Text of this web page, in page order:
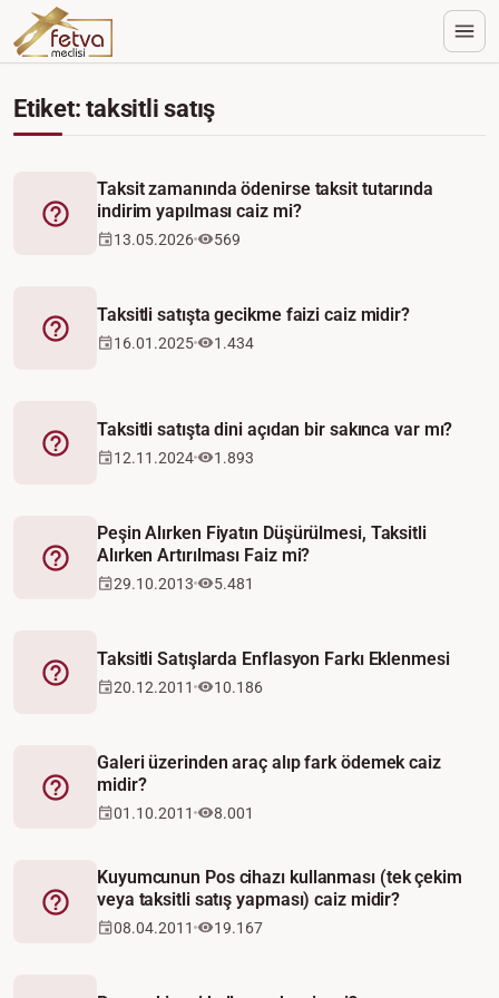
Etiket: taksitli satış
Fetva
Taksit zamanında ödenirse taksit tutarında
indirim yapılması caiz mi?
13.05.2026 569
Fetva
Taksitli satışta gecikme faizi caiz midir?
16.01.2025 1.434
Fetva
Taksitli satışta dini açıdan bir sakınca var mı?
12.11.2024 1.893
Fetva
Peşin Alırken Fiyatın Düşürülmesi, Taksitli
Alırken Artırılması Faiz mi?
29.10.2013 5.481
Fetva
Taksitli Satışlarda Enflasyon Farkı Eklenmesi
20.12.2011 10.186
Fetva
Galeri üzerinden araç alıp fark ödemek caiz
midir?
01.10.2011 8.001
Fetva
Kuyumcunun Pos cihazı kullanması (tek çekim
veya taksitli satış yapması) caiz midir?
08.04.2011 19.167